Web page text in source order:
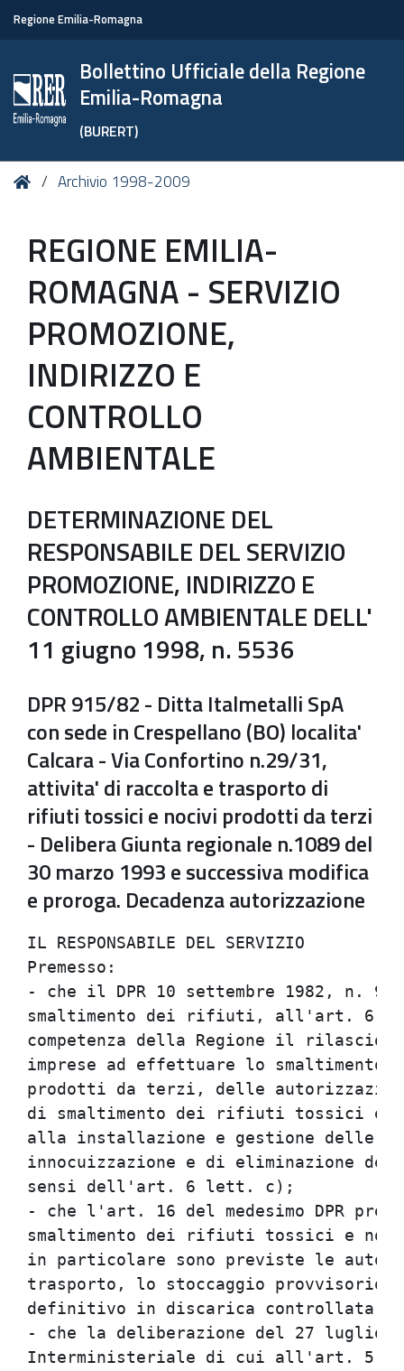
Regione Emilia-Romagna
Bollettino Ufficiale della Regione
Emilia-Romagna
(BURERT)
Tu HomeArchivio 1998-2009
REGIONE EMILIA-
ROMAGNA - SERVIZIO
PROMOZIONE,
INDIRIZZO E
CONTROLLO
AMBIENTALE
DETERMINAZIONE DEL
RESPONSABILE DEL SERVIZIO
PROMOZIONE, INDIRIZZO E
CONTROLLO AMBIENTALE DELL'
11 giugno 1998, n. 5536
DPR 915/82 - Ditta Italmetalli SpA
con sede in Crespellano (BO) localita'
Calcara - Via Confortino n.29/31,
attivita' di raccolta e trasporto di
rifiuti tossici e nocivi prodotti da terzi
- Delibera Giunta regionale n.1089 del
30 marzo 1993 e successiva modifica
e proroga. Decadenza autorizzazione
IL
- che il DPR 10 settembre
smaltimento dei rifiuti,
competenza della Regione il
imprese ad effettuare lo
prodotti da terzi, delle
di smaltimento dei rifiuti
alla installazione e gestione
innocuizzazione e di
sensi
- che l'art. 16 del medesimo
smaltimento dei rifiuti tossici
in particolare sono previste
trasporto, lo stoccaggio
definitivo in
- che la deliberazione
Interministeriale di cui all'art. 5